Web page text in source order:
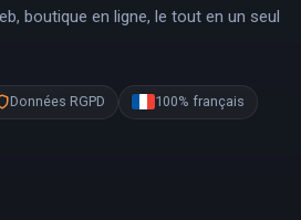
boutique en ligne, le tout en un seul
Données RGPD 100% français